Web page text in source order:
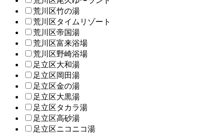
荒川区竹の湯
荒川区タイムリゾート
荒川区帝国湯
荒川区富来浴場
荒川区野崎浴場
足立区大和湯
足立区岡田湯
足立区金の湯
足立区大黒湯
足立区タカラ湯
足立区高砂湯
足立区ニコニコ湯